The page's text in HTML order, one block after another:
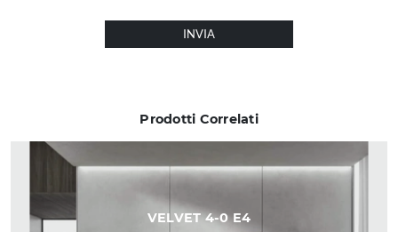
Prodotti Correlati
VELVET 4-0 E4
INVIA